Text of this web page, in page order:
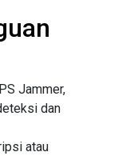
Jammer,
dan
atau